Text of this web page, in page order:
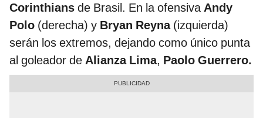
Corinthians de Brasil. En la ofensivaAndy
Polo (derecha) y Bryan Reyna(izquierda)
serán los extremos, dejando como único punta
al goleador de Alianza Lima, Paolo Guerrero.